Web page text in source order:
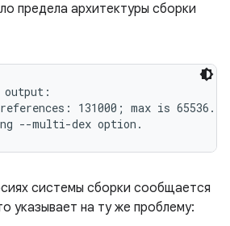
предела архитектуры сборки
131000; max is 65536.
системы сборки сообщается
указывает на ту же проблему: